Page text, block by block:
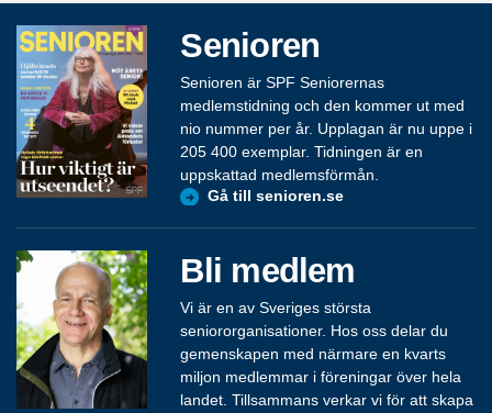
Senioren
Senioren är SPF Seniorernas
medlemstidning och den kommer ut med
nio nummer per år. Upplagan är nu uppe i
205 400 exemplar. Tidningen är en
uppskattad medlemsförmån.
Gå till senioren.se
Bli medlem
Vi är en av Sveriges största
seniororganisationer. Hos oss delar du
gemenskapen med närmare en kvarts
miljon medlemmar i föreningar över hela
landet. Tillsammans verkar vi för att skapa